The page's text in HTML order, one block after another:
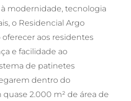
modernidade, tecnologia
o Residencial Argo
aos residentes
e facilidade ao
de patinetes
dentro do
2.000 m² de área de